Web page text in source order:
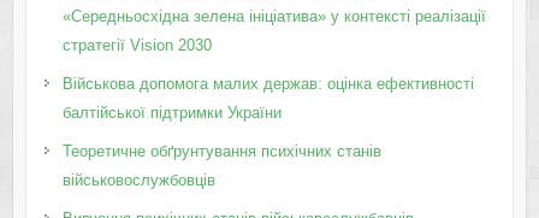
«Середньосхідна зелена ініціатива» у контексті реалізації
стратегії Vision 2030
Військова допомога малих держав: оцінка ефективності
балтійської підтримки України
Теоретичне обґрунтування психічних станів
військовослужбовців